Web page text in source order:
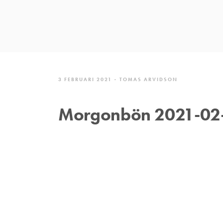
Morgonbön 2021-
TOMAS ARVIDSON
3 FEBRUARI 2021